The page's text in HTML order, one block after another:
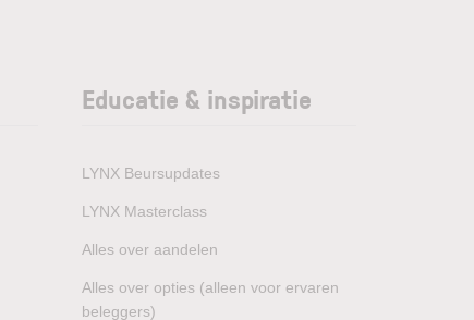
Educatie & inspiratie
LYNX Beursupdates
LYNX Masterclass
Alles over aandelen
Alles over opties (alleen voor ervaren
beleggers)